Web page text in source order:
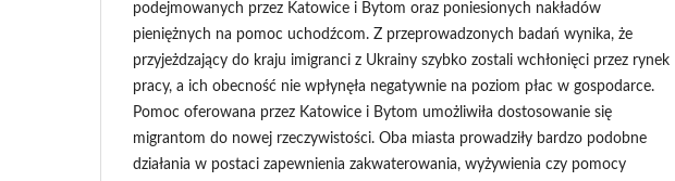
podejmowanych przez Katowice i Bytom oraz poniesionych nakładów
pieniężnych na pomoc uchodźcom. Z przeprowadzonych badań wynika, że
przyjeżdzający do kraju imigranci z Ukrainy szybko zostali wchłonięci przez rynek
pracy, a ich obecność nie wpłynęła negatywnie na poziom płac w gospodarce.
Pomoc oferowana przez Katowice i Bytom umożliwiła dostosowanie się
migrantom do nowej rzeczywistości. Oba miasta prowadziły bardzo podobne
działania w postaci zapewnienia zakwaterowania, wyżywienia czy pomocy